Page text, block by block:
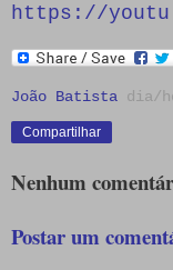
https://
João Batista dia/
Compartilhar
Nenhum
Postar um